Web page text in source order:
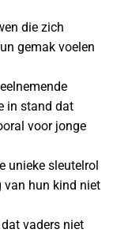
die zich
gemak voelen
in stand dat
voor jonge
unieke sleutelrol
van hun kind niet
vaders niet